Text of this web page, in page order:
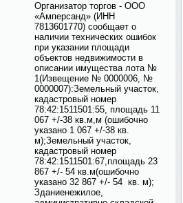
Организатор торгов - ООО
«Амперсанд» (ИНН
7813601770) сообщает о
наличии технических ошибок
при указании площади
объектов недвижимости в
описании имущества лота №
1(Извещение № 0000006, №
0000007):Земельный участок,
кадастровый номер
78:42:1511501:55, площадь 11
067 +/-38 кв.м,м (ошибочно
указано 1 067 +/-38 кв.
м);Земельный участок,
кадастровый номер
78:42:1511501:67,площадь 23
867 +/- 54 кв.м(ошибочно
указано 32 867 +/- 54 кв. м);
Зданиенежилое,